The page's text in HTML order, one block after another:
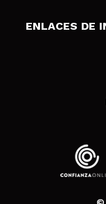
Formas de
Terminos y
Política de
ENLACES DE
©